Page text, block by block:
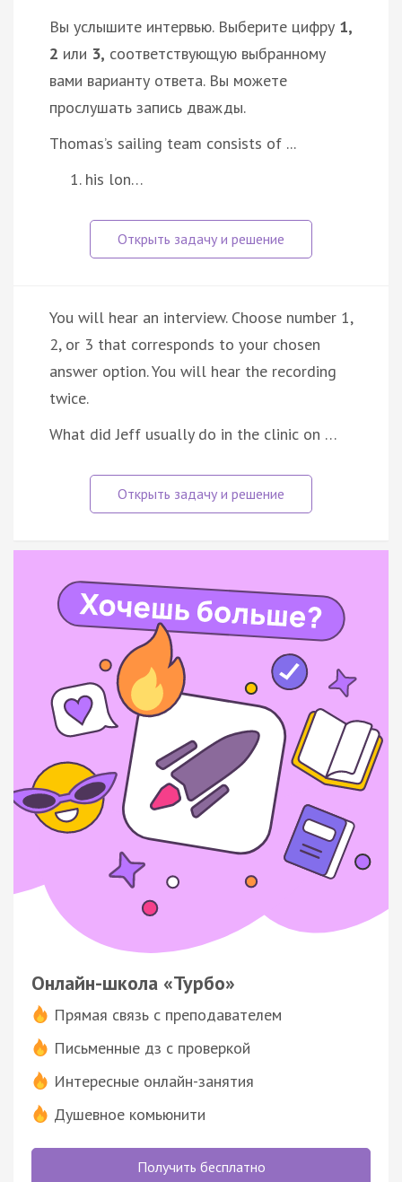
Вы услышите интервью. Выберите цифру 1,
2 или 3, соответствующую выбранному
вами варианту ответа. Вы можете
прослушать запись дважды.
Thomas’s sailing team consists of ...
his lon…
You will hear an interview. Choose number 1,
2, or 3 that corresponds to your chosen
answer option. You will hear the recording
twice.
What did Jeff usually do in the clinic on …
Онлайн-школа «Турбо»
Прямая связь с преподавателем
Письменные дз с проверкой
Интересные онлайн-занятия
Душевное комьюнити
Получить бесплатно